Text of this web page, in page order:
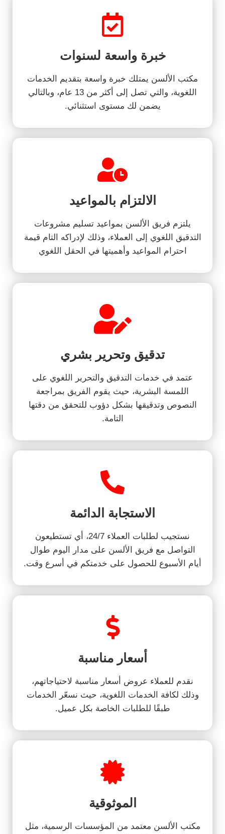
خبرة واسعة لسنوات
مكتب الألسن يمتلك خبرة واسعة بتقديم الخدمات
اللغوية، والتي تصل إلى أكثر من 13 عام، وبالتالي
يضمن لك مستوى استثنائي.
الالتزام بالمواعيد
يلتزم فريق الألسن بمواعيد تسليم مشروعات
التدقيق اللغوي إلى العملاء، وذلك لإدراكه التام قيمة
احترام المواعيد وأهميتها في الحقل اللغوي
تدقيق وتحرير بشري
عتمد في خدمات التدقيق والتحرير اللغوي على
اللمسة البشرية، حيث يقوم الفريق بمراجعة
النصوص وتدقيقها بشكل دؤوب للتحقق من دقتها
التامة.
الاستجابة الدائمة
نستجيب لطلبات العملاء 24/7، أي تستطيعون
التواصل مع فريق الألسن على مدار اليوم طوال
أيام الأسبوع للحصول على خدمتكم في أسرع وقت.
أسعار مناسبة
نقدم للعملاء عروض أسعار مناسبة لاحتياجاتهم،
وذلك لكافة الخدمات اللغوية، حيث نسعّر الخدمات
طبقًا للطلبات الخاصة بكل عميل.
الموثوقية
مكتب الألسن معتمد من المؤسسات الرسمية، مثل